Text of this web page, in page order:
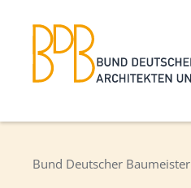
Bund Deutscher Baumeister